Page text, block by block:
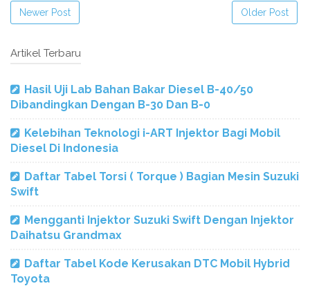
Newer Post Older Post
Artikel Terbaru
Hasil Uji Lab Bahan Bakar Diesel B-40/50
Dibandingkan Dengan B-30 Dan B-0
Kelebihan Teknologi i-ART Injektor Bagi Mobil
Diesel Di Indonesia
Daftar Tabel Torsi ( Torque ) Bagian Mesin Suzuki
Swift
Mengganti Injektor Suzuki Swift Dengan Injektor
Daihatsu Grandmax
Daftar Tabel Kode Kerusakan DTC Mobil Hybrid
Toyota